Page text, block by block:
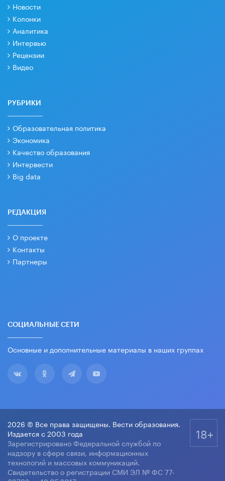
Новости
Колонки
Аналитика
Интервью
Рецензии
Видео
РУБРИКИ
Образовательная политика
Экономика
Качество образования
Интервести
Big data
РЕДАКЦИЯ
О проекте
Контакты
Партнеры
СОЦИАЛЬНЫЕ СЕТИ
Основные и дополнительные материалы в наших группах
2026 © Все права защищены. Вести образования.
Издается с 2003 года
Зарегистрировано Федеральной службой по
надзору в сфере связи, информационных
технологий и массовых коммуникаций.
Свидетельство о регистрации СМИ ЭЛ № ФС 77-
18+